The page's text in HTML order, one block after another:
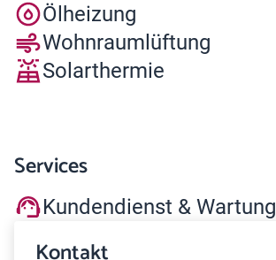
Ölheizung
Wohnraumlüftung
Solarthermie
Services
Kundendienst & Wartung